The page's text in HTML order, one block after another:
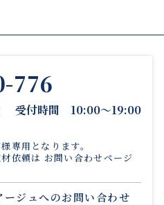
776
受付時間 10:00〜19:00
専用となります。
依頼は お問い合わせページ
ジュへのお問い合わせ